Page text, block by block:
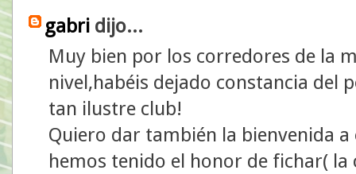
gabri dijo...
Muy bien por los corredores de la
nivel,habéis dejado constancia del
tan ilustre club!
Quiero dar también la bienvenida
hemos tenido el honor de fichar( la